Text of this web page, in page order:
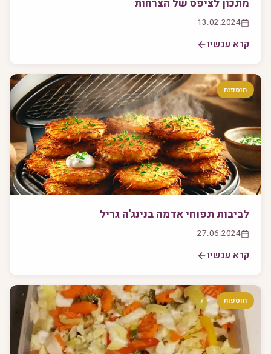
מתכון לציפס של הצרחות
13.02.2024
קרא עכשיו
תוספות
לביבות תפוחי אדמה בנינג'ה גריל
27.06.2024
קרא עכשיו
תוספות